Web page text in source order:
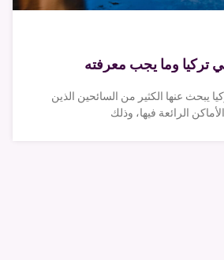
تركيا وما يجب معرفته
يبحث عنها الكثير من السائحين الذين
الرائعة فيها، وذلك